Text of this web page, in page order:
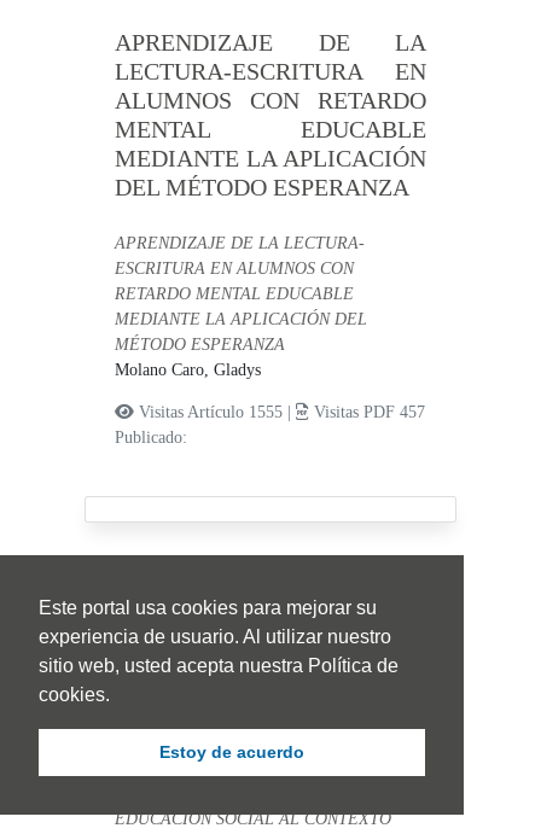
Este portal usa cookies para mejorar su
experiencia de usuario. Al utilizar nuestro
sitio web, usted acepta nuestra Política de
cookies.
Estoy de acuerdo
APRENDIZAJE DE LA
LECTURA-ESCRITURA EN
ALUMNOS CON RETARDO
MENTAL EDUCABLE
MEDIANTE LA APLICACIÓN
DEL MÉTODO ESPERANZA
APRENDIZAJE DE LA LECTURA-
ESCRITURA EN ALUMNOS CON
RETARDO MENTAL EDUCABLE
MEDIANTE LA APLICACIÓN DEL
MÉTODO ESPERANZA
Molano Caro, Gladys
Visitas Artículo 1555 |
Visitas PDF 457
Publicado:
INTEGRACIÓN DE LA
PEDAGOGÍA - EDUCACIÓN
SOCIAL AL CONTEXTO
COMPROMISO DE TODOS
EDUCACIÓN SOCIAL AL CONTEXTO